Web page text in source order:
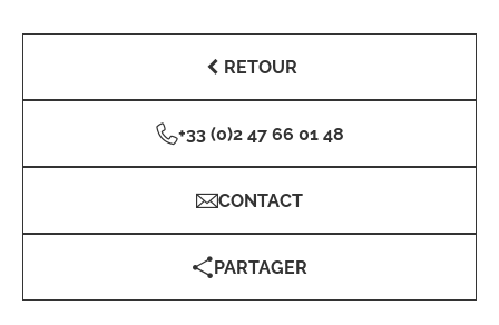
RETOUR
+33 (0)2 47 66 01 48
CONTACT
PARTAGER